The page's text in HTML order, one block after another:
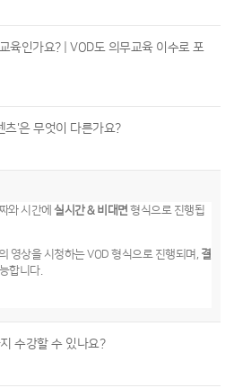
육인가요? | VOD도 의무교육 이수로 포
츠'은 무엇이 다른가요?
와 시간에 실시간 & 비대면 형식으로 진행됩
영상을 시청하는 VOD 형식으로 진행되며, 결
합니다.
수강할 수 있나요?